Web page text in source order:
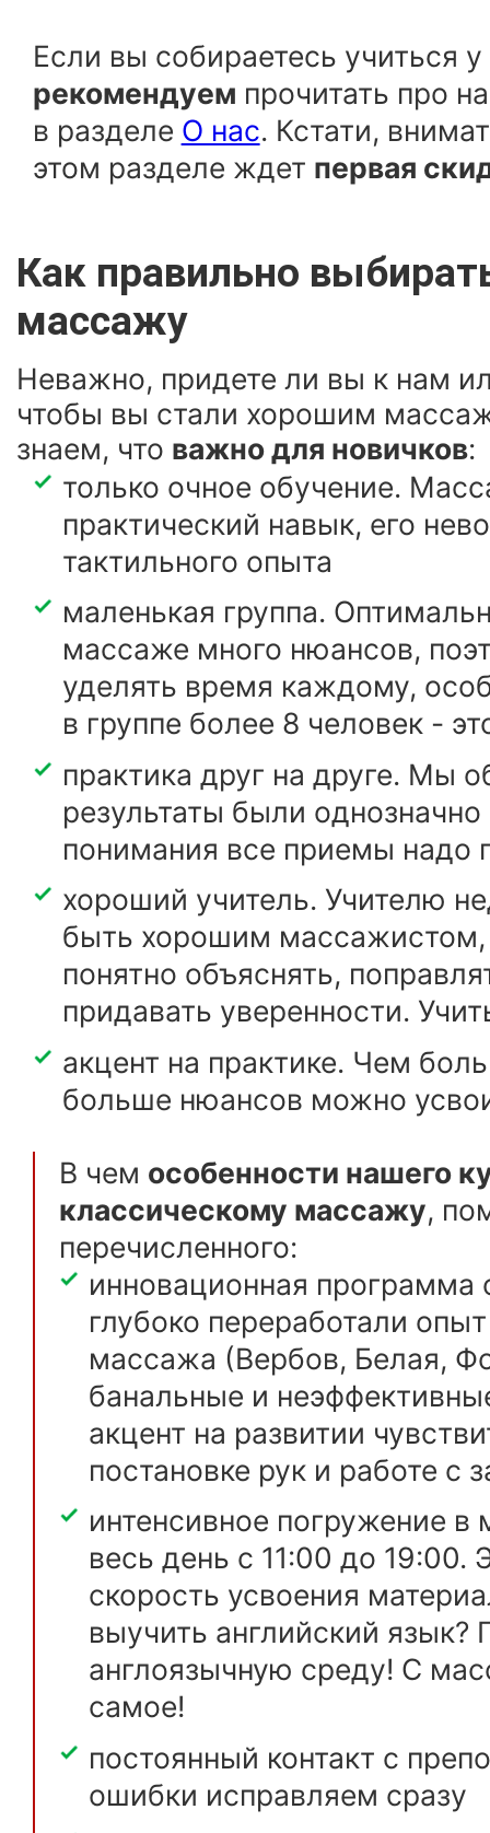
Если вы собираетесь учиться
рекомендуем прочитать про
в разделе О нас. Кстати,
этом разделе ждет первая
Как правильно
массажу
Неважно, придете ли вы к нам
чтобы вы стали хорошим
знаем, что важно для новичков:
только очное обучение.
практический навык, его
тактильного опыта
маленькая группа.
массаже много нюансов,
уделять время каждому,
в группе более 8 человек -
практика друг на друге. Мы
результаты были
понимания все приемы надо
хороший учитель. Учителю
быть хорошим
понятно объяснять,
придавать уверенности.
акцент на практике. Чем
больше нюансов можно
В чем особенности нашего
классическому массажу,
перечисленного:
инновационная
глубоко переработали
массажа (Вербов, Белая,
банальные и
акцент на развитии
постановке рук и работе с
интенсивное погружение
весь день с 11:00 до 19:00.
скорость усвоения
выучить английский язык?
англоязычную среду! С
самое!
постоянный контакт с
ошибки исправляем сразу